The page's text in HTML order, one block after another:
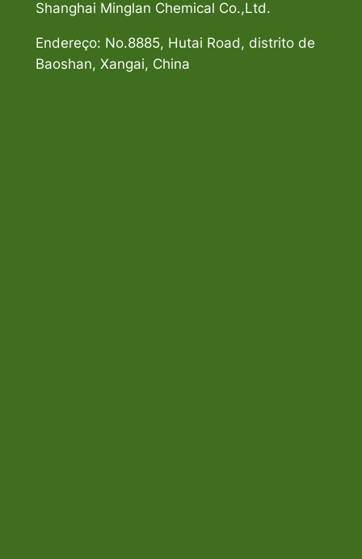
Shanghai Minglan Chemical Co.,Ltd.
Endereço: No.8885, Hutai Road, distrito de
Baoshan, Xangai, China